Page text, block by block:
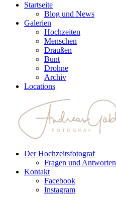
Startseite
Blog und News
Galerien
Hochzeiten
Menschen
Draußen
Bunt
Drohne
Archiv
Locations
Der Hochzeitsfotograf
Fragen und Antworten
Kontakt
Facebook
Instagram